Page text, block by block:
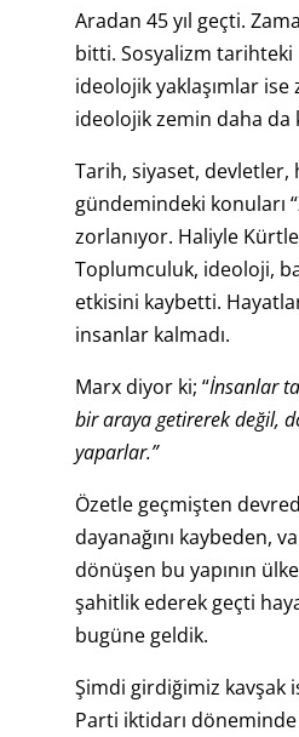
Aradan 45 yıl geçti.
bitti. Sosyalizm
ideolojik yaklaşımlar ise
ideolojik zemin daha da
Tarih, siyaset, devletler,
gündemindeki konuları
zorlanıyor. Haliyle
Toplumculuk, ideoloji,
etkisini kaybetti.
insanlar kalmadı.
Marx diyor ki; “İnsanlar
bir araya getirerek değil,
yaparlar.”
Özetle geçmişten
dayanağını kaybeden,
dönüşen bu yapının
şahitlik ederek geçti
bugüne geldik.
Şimdi girdiğimiz kavşak
Parti iktidarı